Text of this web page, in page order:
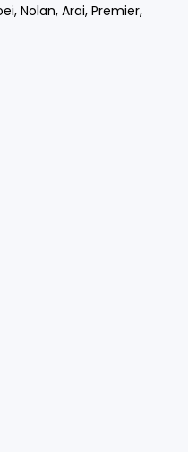
Nolan, Arai, Premier,